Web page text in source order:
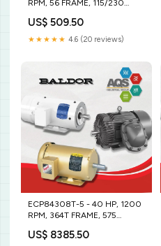
RPM, 56 FRAME, 115/230
US$ 509.50
★★★★★ 4.6 (20 reviews)
ECP84308T-5 - 40 HP, 1200
RPM, 364T FRAME, 575
US$ 8385.50